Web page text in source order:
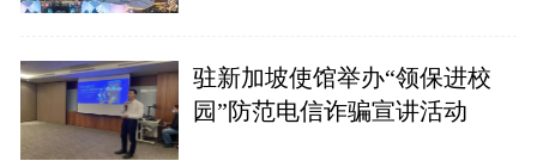
驻新加坡使馆举办“领保进校
园”防范电信诈骗宣讲活动